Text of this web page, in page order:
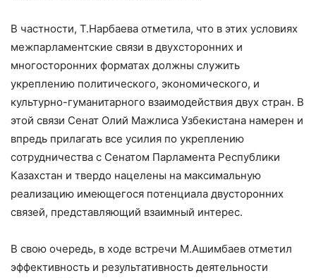
В частности, Т.Нарбаева отметила, что в этих условиях
межпарламентские связи в двухсторонних и
многосторонних форматах должны служить
укреплению политического, экономического, и
культурно-гуманитарного взаимодействия двух стран. В
этой связи Сенат Олий Мажлиса Узбекистана намерен и
впредь прилагать все усилия по укреплению
сотрудничества с Сенатом Парламента Республики
Казахстан и твердо нацелены на максимальную
реализацию имеющегося потенциала двусторонних
связей, представляющий взаимный интерес.
В свою очередь, в ходе встречи М.Ашимбаев отметил
эффективность и результативность деятельности